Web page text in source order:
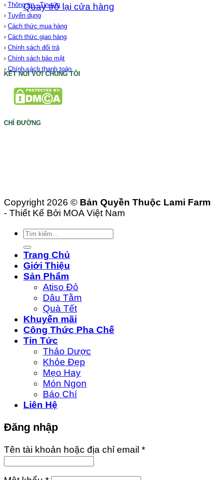
Quay trở lại cửa hàng
› Thông tin - Tin tức
› Tuyển dụng
› Cách thức mua hàng
› Cách thức giao hàng
› Chính sách đổi trả
› Chính sách bảo mật
› Chính sách thanh toán
KẾT NỐI VỚI CHÚNG TÔI
CHỈ ĐƯỜNG
Copyright 2026 © Bản Quyền Thuộc Lami Farm
- Thiết Kế Bởi MOA Việt Nam
Tìm
Trang Chủ
Giới Thiệu
Sản Phẩm
Atiso Đỏ
Dâu Tằm
Quà Tết
Khuyến mãi
Công Thức Pha Chế
Tin Tức
Thảo Dược
Khỏe Đẹp
Mẹo Hay
Món Ngon
Báo Chí
Liên Hệ
Đăng nhập
Tên tài khoản hoặc địa chỉ email *